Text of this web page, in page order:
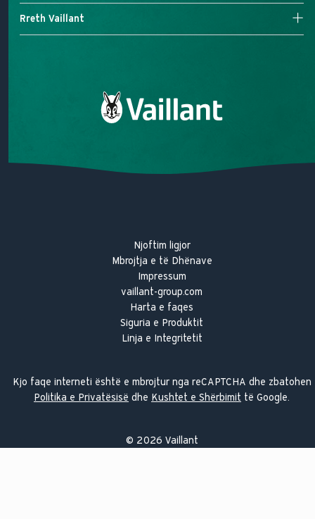
Kontrollet
Kërkim për servis
Rreth Vaillant
Njoftim ligjor
Mbrojtja e të Dhënave
Impressum
vaillant-group.com
Harta e faqes
Siguria e Produktit
Linja e Integritetit
Kjo faqe interneti është e mbrojtur nga reCAPTCHA dhe zbatohen
Politika e Privatësisë dhe Kushtet e Shërbimit të Google.
© 2026 Vaillant